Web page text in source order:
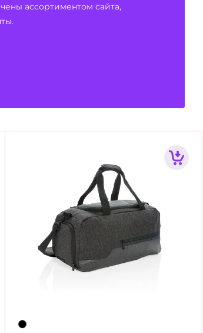
ассортиментом сайта,